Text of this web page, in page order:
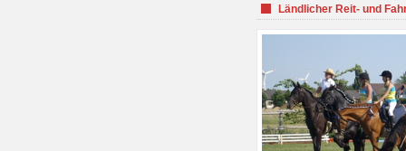
Ländlicher Reit- und